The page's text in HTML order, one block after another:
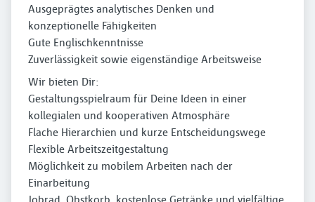
Ausgeprägtes analytisches Denken und
konzeptionelle Fähigkeiten
Gute Englischkenntnisse
Zuverlässigkeit sowie eigenständige Arbeitsweise
Wir bieten Dir:
Gestaltungsspielraum für Deine Ideen in einer
kollegialen und kooperativen Atmosphäre
Flache Hierarchien und kurze Entscheidungswege
Flexible Arbeitszeitgestaltung
Möglichkeit zu mobilem Arbeiten nach der
Einarbeitung